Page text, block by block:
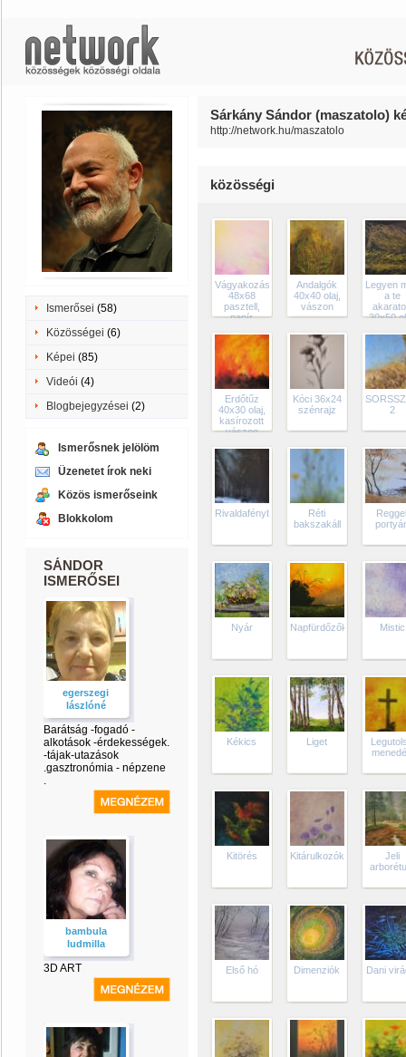
Ismerősei (58)
Közösségei (6)
Képei (85)
Videói (4)
Blogbejegyzései (2)
Ismerősnek jelölöm
Üzenetet írok neki
Közös ismerőseink
Blokkolom
SÁNDOR
ISMERŐSEI
egerszegi
lászlóné
Barátság -fogadó -
alkotások -érdekességek.
-tájak-utazások
.gasztronómia - népzene
.
bambula
ludmilla
3D ART
Sárkány Sándor (maszatolo)
http://network.hu/maszatolo
közösségi
Vágyakozás
48x68
pasztell,
papír
Andalgók
40x40 olaj,
vászon
Legyen
a te
30x50
Erdőtűz
40x30 olaj,
kasírozott
vászon
Kóci 36x24
szénrajz
2
Rivaldafényben
Réti
bakszakáll
Nyár Napfürdőzők Mistic
Kékics Liget
Kitörés Kitárulkozók
Jeli
Első hó Dimenziók Dani